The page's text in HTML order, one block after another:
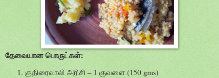
தேவையான பொருட்கள்:
குதிரைவாலி அரிசி – 1 குவளை (150 gms)